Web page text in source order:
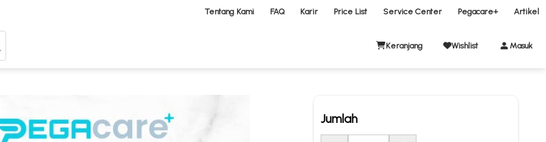
Tentang Kami FAQ Karir Price List Service Center Pegacare+ Artikel
Keranjang Wishlist Masuk
Jumlah